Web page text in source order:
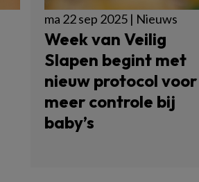
ma 22 sep 2025 | Nieuws
Week van Veilig
Slapen begint met
nieuw protocol voor
meer controle bij
baby’s